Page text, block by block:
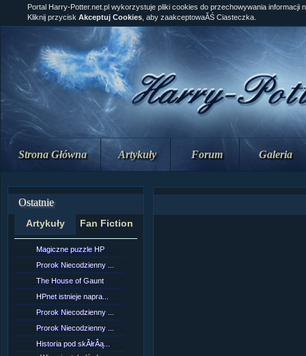
Strona Główna Artykuły Forum Galeria
Ostatnie
Artykuły Fan Fiction
Magiczne puzzle HP
Prorok Niecodzienny ...
The House of Gaunt
HPnet istnieje napra...
Prorok Niecodzienny ...
Prorok Niecodzienny ...
Historia pod skĂłrÂą...
Portal Harry-Potter.net.pl wykorzystuje pliki cookies do przechowywania informacji
Kliknij przycisk Akceptuj Cookies , aby zaakceptowaĂŚ Ciasteczka.